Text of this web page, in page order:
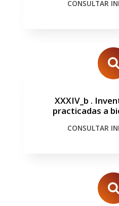
CONSULTAR
XXXIV_b .
practicadas a
CONSULTAR